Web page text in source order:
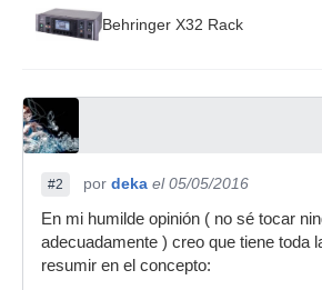
Behringer X32 Rack
#2 por deka el 05/05/2016
En mi humilde opinión ( no sé tocar
adecuadamente ) creo que tiene toda
resumir en el concepto: